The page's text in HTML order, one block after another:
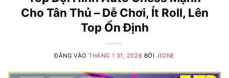
Cho Tân Thủ – Dễ Chơi, Ít Roll, Lên
Top Ổn Định
ĐĂNG VÀOTHÁNG 1 31, 2026 BỞI JIONE